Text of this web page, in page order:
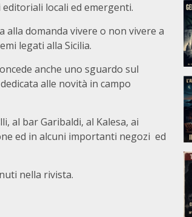
locali ed emergenti.
domanda vivere o non vivere a
legati alla Sicilia.
anche uno sguardo sul
alle novità in campo
al bar Garibaldi, al Kalesa, ai
ed in alcuni importanti negozi ed
nella rivista.